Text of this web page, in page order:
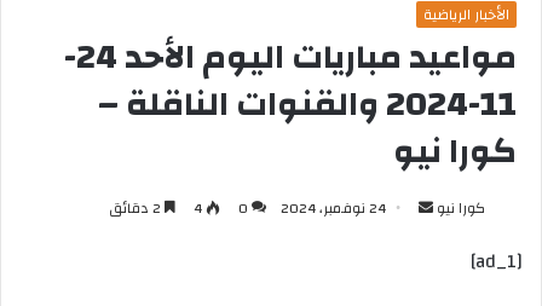
الأخبار الرياضية
مواعيد مباريات اليوم الأحد 24-
11-2024 والقنوات الناقلة –
كورا نيو
كورا نيو
أرسل 24 نوفمبر، 2024 0
4
[ad_1]